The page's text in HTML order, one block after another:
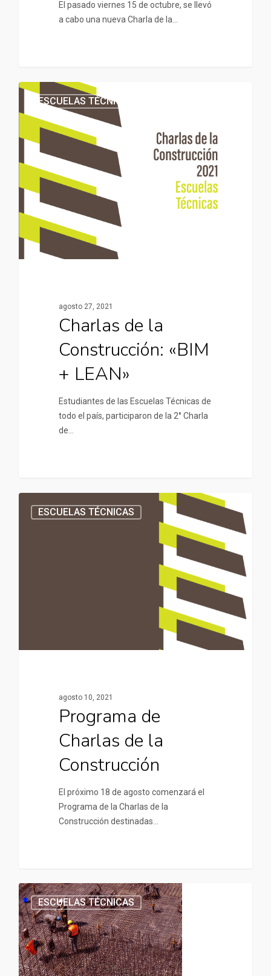
El pasado viernes 15 de octubre, se llevó
a cabo una nueva Charla de la…
ESCUELAS TÉCNICAS
agosto 27, 2021
Charlas de la
Construcción: «BIM
+ LEAN»
Estudiantes de las Escuelas Técnicas de
todo el país, participaron de la 2° Charla
de…
ESCUELAS TÉCNICAS
agosto 10, 2021
Programa de
Charlas de la
Construcción
El próximo 18 de agosto comenzará el
Programa de la Charlas de la
Construcción destinadas…
ESCUELAS TÉCNICAS